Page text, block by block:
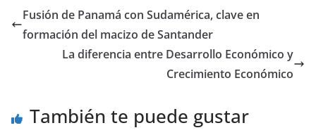
ha sido un crítico del
Territorial de la capital
de Caldas, al aplaudir…
Fusión de Panamá con Sudamérica, clave en
formación del macizo de Santander
La diferencia entre Desarrollo Económico y
Crecimiento Económico
También te puede gustar